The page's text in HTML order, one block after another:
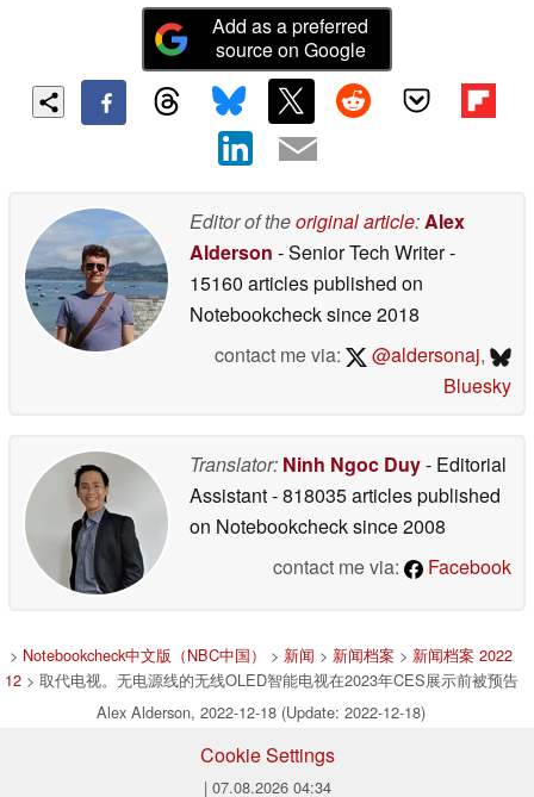
Add as a preferred
source on Google
Editor of theoriginal article:Alex
Alderson - Senior Tech Writer-
15160 articles published on
Notebookchecksince 2018
contact me via:
@aldersonaj,
Bluesky
Translator: Ninh Ngoc Duy- Editorial
Assistant- 818035 articles published
on Notebookchecksince 2008
contact me via:
Facebook
> Notebookcheck中文版（NBC中国） > 新闻 > 新闻档案 > 新闻档案 2022
12> 取代电视。无电源线的无线OLED智能电视在2023年CES展示前被预告
Alex Alderson, 2022-12-18 (Update: 2022-12-18)
Cookie Settings
| 07.08.2026 04:34